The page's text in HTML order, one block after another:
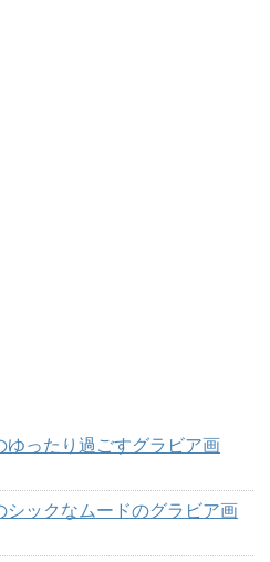
ったり過ごすグラビア画
ックなムードのグラビア画